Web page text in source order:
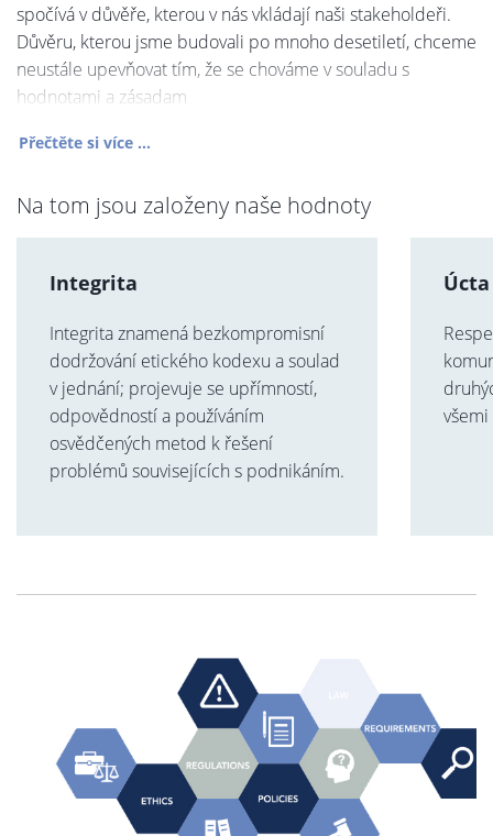
spočívá v důvěře, kterou v nás vkládají naši stakeholdeři.
Důvěru, kterou jsme budovali po mnoho desetiletí, chceme
neustále upevňovat tím, že se chováme v souladu s
hodnotami a zásadam
Přečtěte si více ...
Na tom jsou založeny naše hodnoty
Integrita
Integrita znamená bezkompromisní
dodržování etického kodexu a soulad
v jednání; projevuje se upřímností,
odpovědností a používáním
osvědčených metod k řešení
problémů souvisejících s podnikáním.
Úcta